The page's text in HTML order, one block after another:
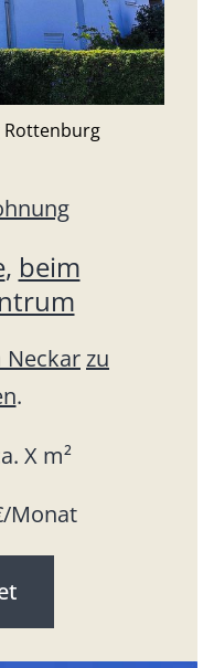
Rottenburg
, beim
Neckarzu
.
X m²
Monat